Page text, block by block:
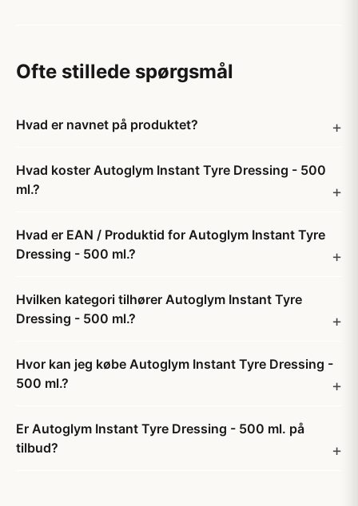
Ofte stillede spørgsmål
Hvad er navnet på produktet?
Hvad koster Autoglym Instant Tyre Dressing - 500
ml.?
Hvad er EAN / Produktid for Autoglym Instant Tyre
Dressing - 500 ml.?
Hvilken kategori tilhører Autoglym Instant Tyre
Dressing - 500 ml.?
Hvor kan jeg købe Autoglym Instant Tyre Dressing -
500 ml.?
Er Autoglym Instant Tyre Dressing - 500 ml. på
tilbud?